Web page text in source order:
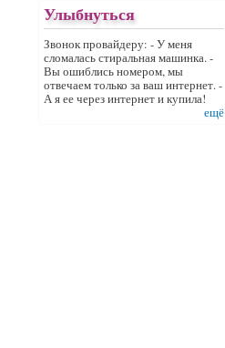
Улыбнуться
Звонок провайдеру: - У меня
сломалась стиральная машинка. -
Вы ошиблись номером, мы
отвечаем только за ваш интернет. -
А я ее через интернет и купила!
ещё